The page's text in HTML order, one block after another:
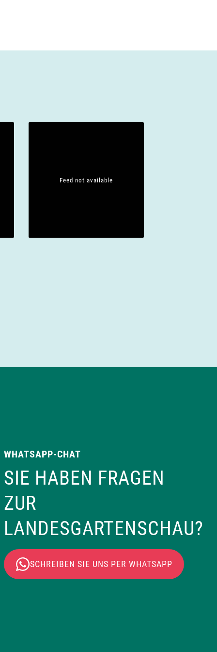
Feed not available
WHATSAPP-CHAT
SIE HABEN FRAGEN
ZUR
LANDESGARTENSCHAU?
SCHREIBEN SIE UNS PER WHATSAPP